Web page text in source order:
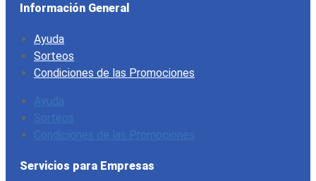
Información General
Ayuda
Sorteos
Condiciones de las Promociones
Ayuda
Sorteos
Condiciones de las Promociones
Servicios para Empresas